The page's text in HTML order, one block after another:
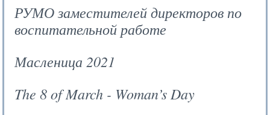
РУМО заместителей директоров по
воспитательной работе
Масленица 2021
The 8 of March - Woman’s Day